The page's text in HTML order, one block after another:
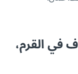
في القرم،